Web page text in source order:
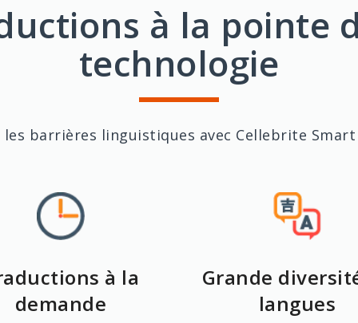
à la pointe
technologie
les barrières linguistiques avec Cellebrite
à la
demande
Grande
langues